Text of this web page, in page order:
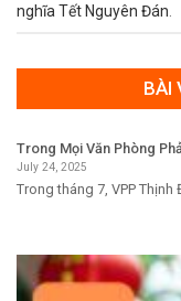
nghĩa Tết Nguyên Đán.
BÀI
Trong Mọi Văn Phòng
July 24, 2025
Trong tháng 7, VPP Thịnh